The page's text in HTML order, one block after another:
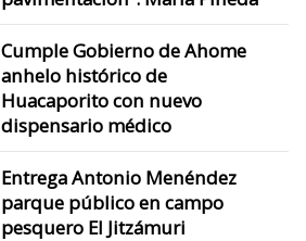
Cumple Gobierno de Ahome
anhelo histórico de
Huacaporito con nuevo
dispensario médico
Entrega Antonio Menéndez
parque público en campo
pesquero El Jitzámuri